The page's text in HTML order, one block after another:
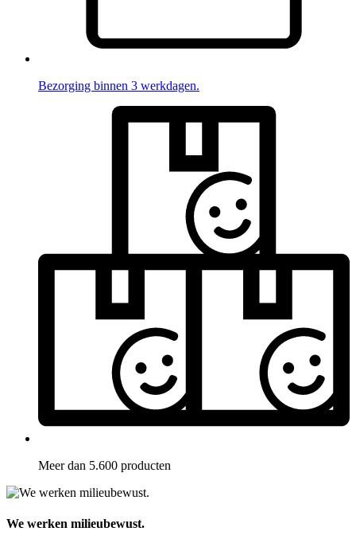
Bezorging binnen 3 werkdagen.
Meer dan 5.600 producten
We werken milieubewust.